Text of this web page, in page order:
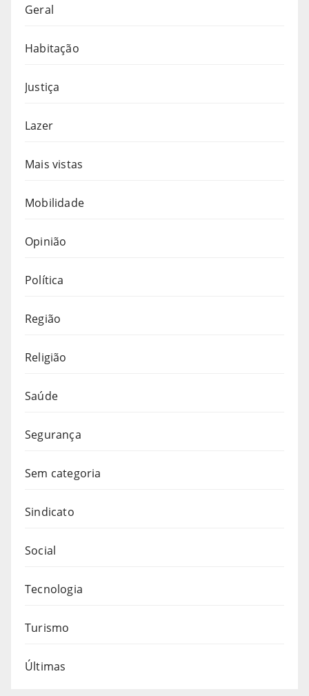
Geral
Habitação
Justiça
Lazer
Mais vistas
Mobilidade
Opinião
Política
Região
Religião
Saúde
Segurança
Sem categoria
Sindicato
Social
Tecnologia
Turismo
Últimas